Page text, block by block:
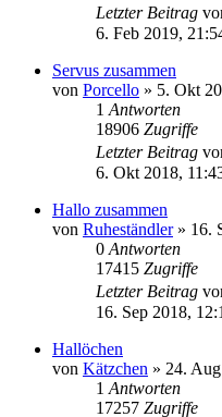
Letzter Beitrag
6. Feb 2019,
Servus zusammen
von Porcello » 5. Okt
1 Antworten
18906 Zugriffe
Letzter Beitrag
6. Okt 2018,
Hallo zusammen
von Ruheständler» 16.
0 Antworten
17415 Zugriffe
Letzter Beitrag
16. Sep 2018,
Hallöchen
von Kätzchen » 24.
1 Antworten
17257 Zugriffe